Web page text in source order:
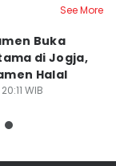
See More
Buka
di Jogja,
Halal
WIB